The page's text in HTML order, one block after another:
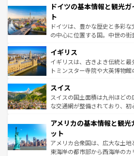
せる。地方によって風土や気候
ンテンツ一覧 を参照してほしい。
で、幅広い魅力が詰まっている
聖堂、美しいビーチ、そして豊
から魅了する。また、フラン
れ、フランス料理はユネスコ
香り高いラベンダー畑など、多
らに、パリ以外の地域にも魅
も豊かな歴史と文化が息づいて
を参照してほしい。
ドイツの基本情報と観光
ト
ドイツは、豊かな歴史と多彩
の中心に位置する国。中世の
顔を持つこの国は、どこを歩い
ルリンの文化的活気、バイエ
してライン川沿いのワイン畑
は、お酒好きな人にはぜひ体験してほし
ドイツ情報はコンテンツ一覧を
イギリス
イギリスは、古きよき伝統と
トミンスター寺院や大英博物
リアごとに異なる魅力がある。
ティー、ビール好きにはたま
戦など、本場だからこそでき
ンツ一覧を参照してほしい。
スイス
スイスの国土面積は九州ほど
な交通網が整備されており、
の建物がそのまま残る町や、ス
博物館もあり、アルプス観光だ
ことができる。国民の所得が高
者向けの交通パス提供のサー
アメリカの基本情報と観
ット
アメリカ合衆国は、広大な土地
東海岸の都市部から西海岸の